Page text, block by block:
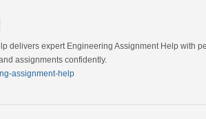
delivers expert Engineering Assignment Help with
assignments confidently.
assignment-help